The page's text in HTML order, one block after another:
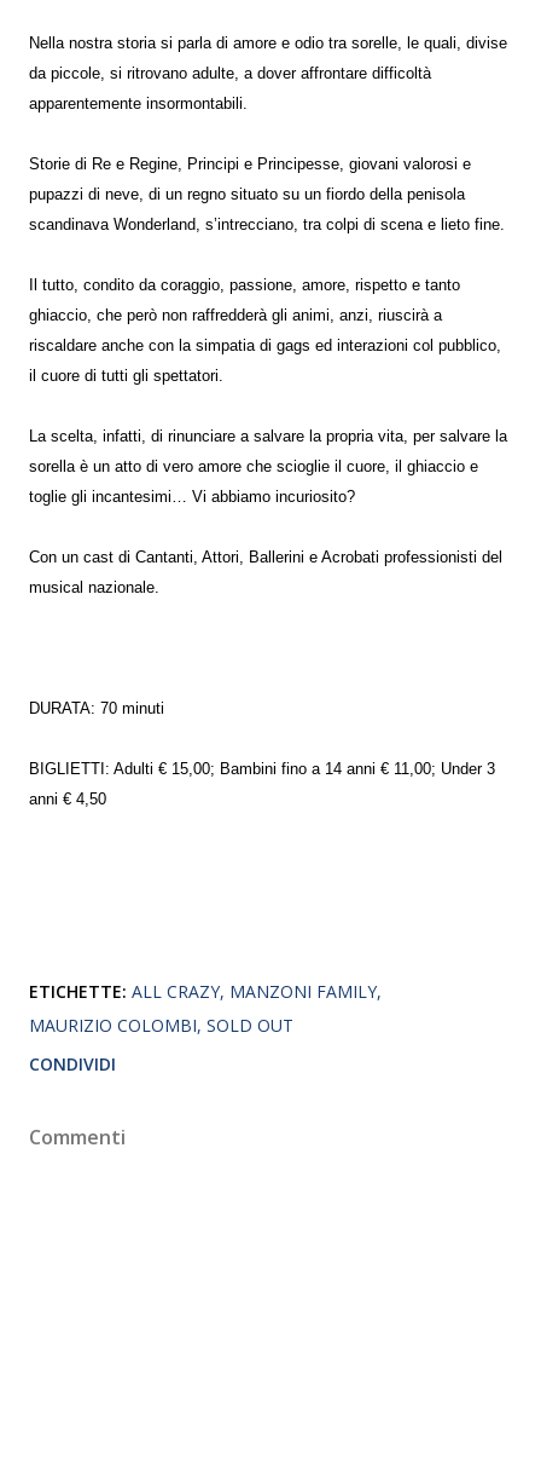
Nella nostra storia si parla di amore e odio tra sorelle, le quali, divise
da piccole, si ritrovano adulte, a dover affrontare difficoltà
apparentemente insormontabili.
Storie di Re e Regine, Principi e Principesse, giovani valorosi e
pupazzi di neve, di un regno situato su un fiordo della penisola
scandinava Wonderland, s’intrecciano, tra colpi di scena e lieto fine.
Il tutto, condito da coraggio, passione, amore, rispetto e tanto
ghiaccio, che però non raffredderà gli animi, anzi, riuscirà a
riscaldare anche con la simpatia di gags ed interazioni col pubblico,
il cuore di tutti gli spettatori.
La scelta, infatti, di rinunciare a salvare la propria vita, per salvare la
sorella è un atto di vero amore che scioglie il cuore, il ghiaccio e
toglie gli incantesimi… Vi abbiamo incuriosito?
Con un cast di Cantanti, Attori, Ballerini e Acrobati professionisti del
musical nazionale.
DURATA: 70 minuti
BIGLIETTI: Adulti € 15,00; Bambini fino a 14 anni € 11,00; Under 3
anni € 4,50
ETICHETTE: ALL CRAZY MANZONI FAMILY
MAURIZIO COLOMBI SOLD OUT
CONDIVIDI
Commenti